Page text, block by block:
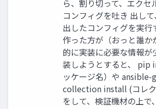
ら、割り切って、エクセ
コンフィグを吐き 出し
出したコンフィグを実行
作った方が（おっと誰か
的に実装に必要な情報が
装しようとすると、 pip
ッケージ名）や ansible-
collection install (コレ
をして、検証機材の上で